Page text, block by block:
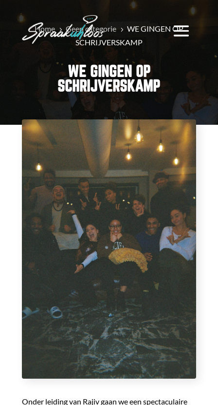
Home 5 Geen categorie 5 WE GINGEN OP
SCHRIJVERSKAMP
WE GINGEN OP
SCHRIJVERSKAMP
Onder leiding van Rajiv gaan we een spectaculaire